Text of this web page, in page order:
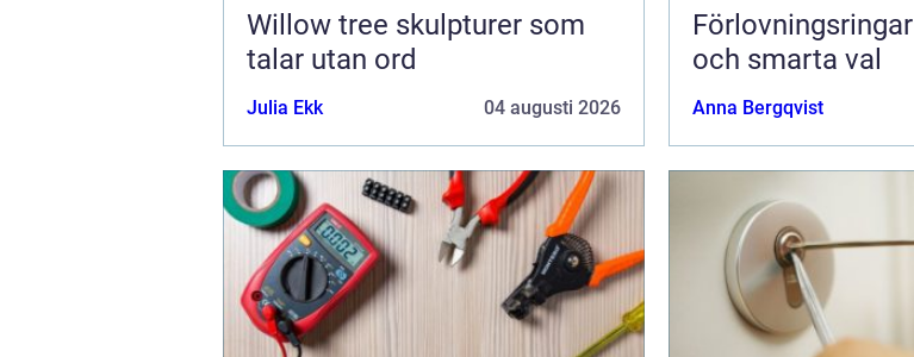
Willow tree skulpturer som
talar utan ord
Julia Ekk 04 augusti 2026
Förlovningsringar symbol, stil
och smarta val
Anna Bergqvist